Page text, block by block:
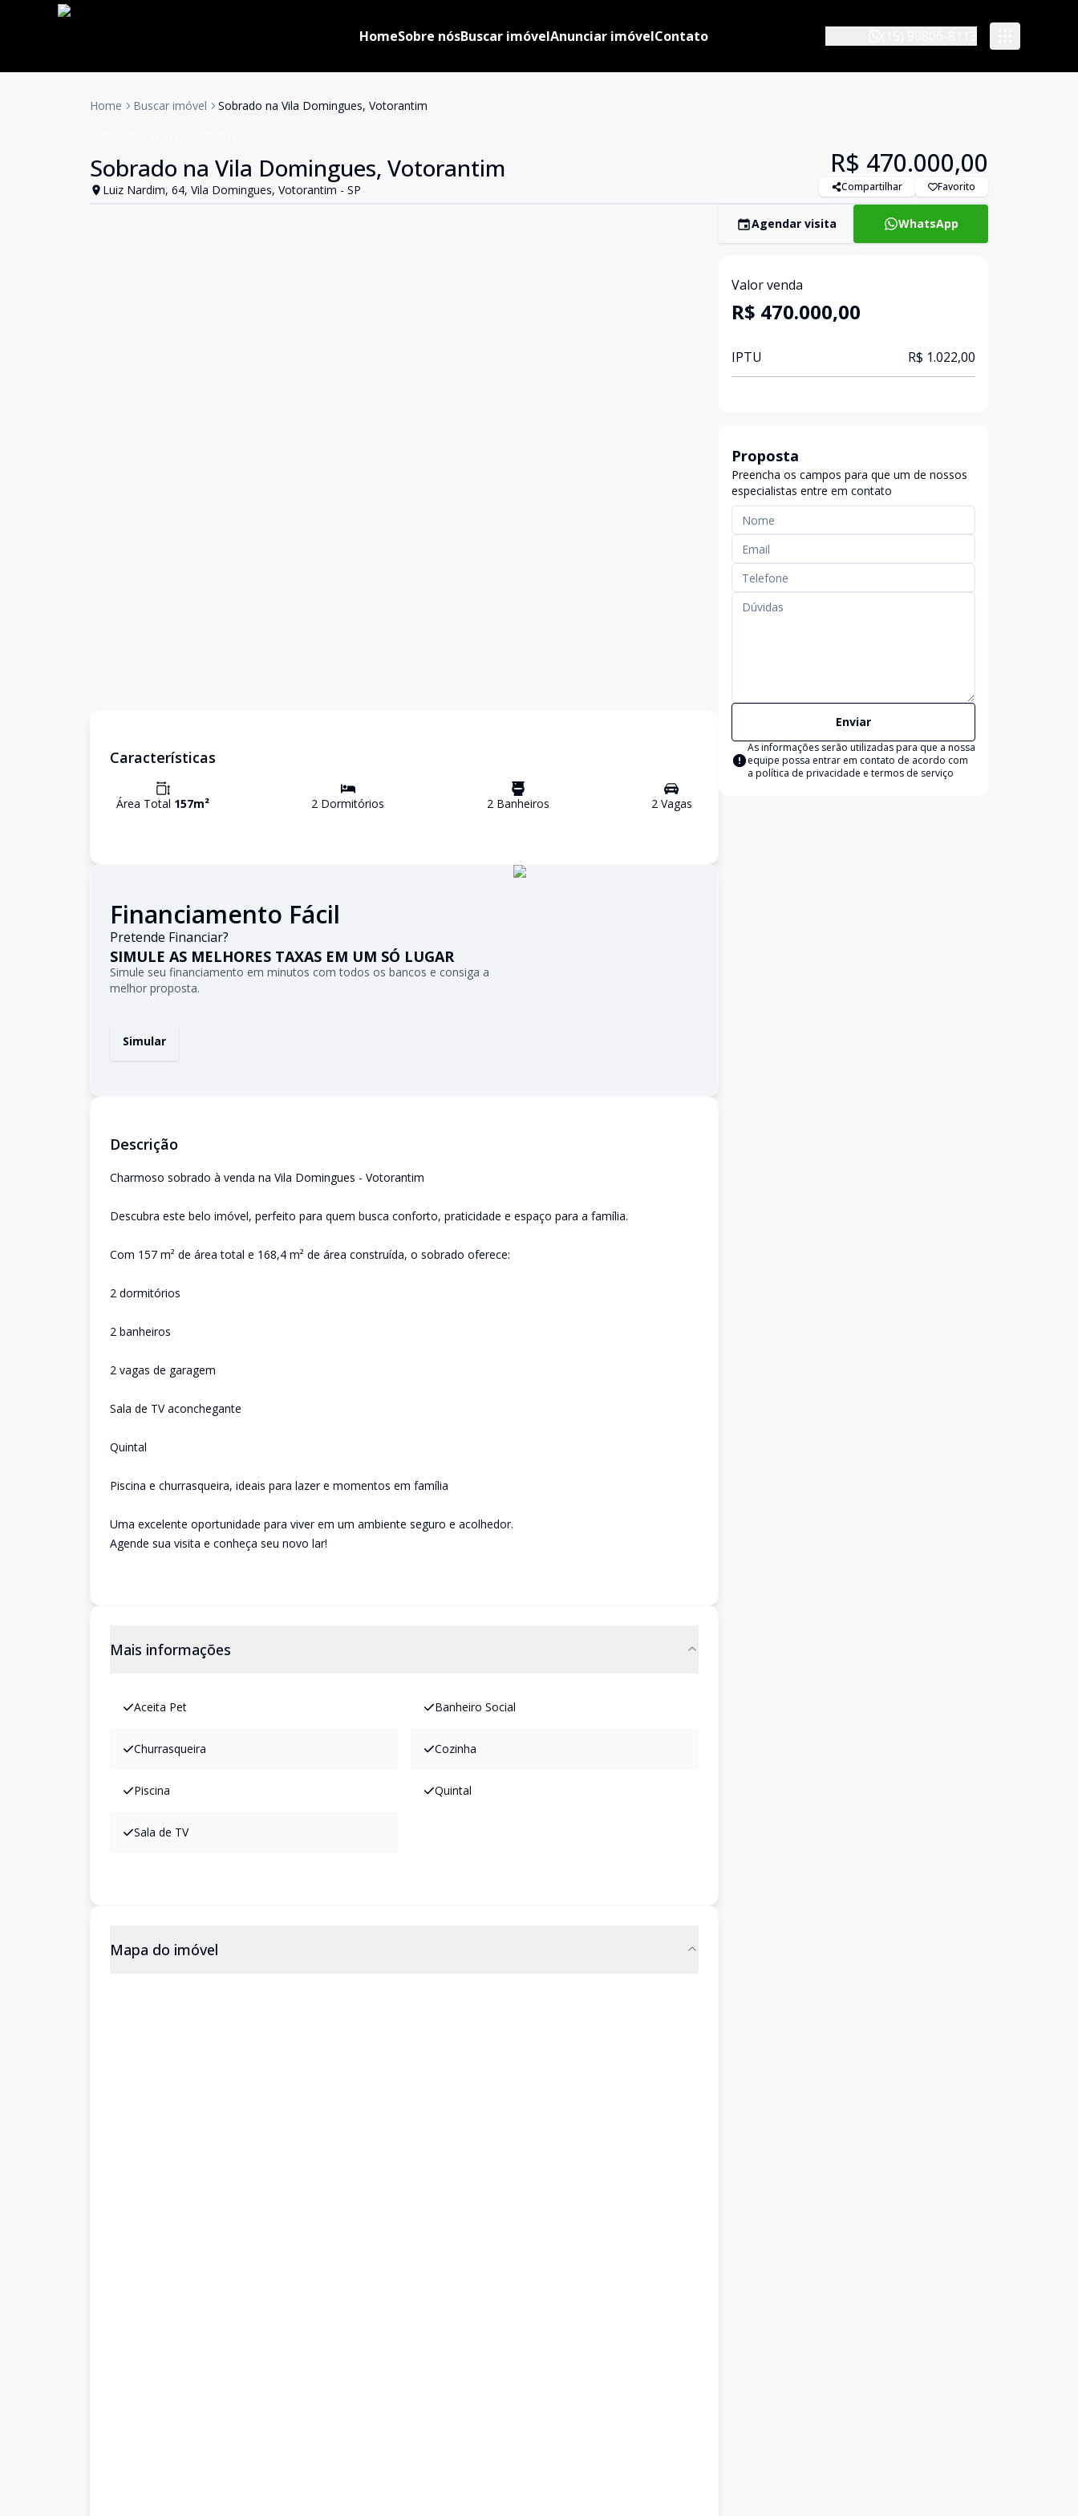
HomeSobre nósBuscar imóvelAnunciar imóvelContato
Home Buscar imóvel Sobrado na Vila Domingues, Votorantim
Sobrado na Vila Domingues, Votorantim
Luiz Nardim, 64, Vila Domingues, Votorantim - SP
R$ 470.000,00
Compartilhar Favorito
Características
Área Total 157m² 2 Dormitórios 2Banheiros 2Vagas
Financiamento Fácil
Pretende Financiar?
SIMULE AS MELHORES TAXAS EM UM SÓ LUGAR
Simule seu financiamento em minutos com todos os bancos e consiga a
melhor proposta.
Simular
Descrição
Charmoso sobrado à venda na Vila Domingues - Votorantim
Descubra este belo imóvel, perfeito para quem busca conforto, praticidade e espaço para a família.
Com 157 m² de área total e 168,4 m² de área construída, o sobrado oferece:
2 dormitórios
2 banheiros
2 vagas de garagem
Sala de TV aconchegante
Quintal
Piscina e churrasqueira, ideais para lazer e momentos em família
Uma excelente oportunidade para viver em um ambiente seguro e acolhedor.
Agende sua visita e conheça seu novo lar!
Mais informações
Aceita Pet Banheiro Social
Churrasqueira Cozinha
Piscina Quintal
Sala de TV
Mapa do imóvel
Agendar visita WhatsApp
Valor venda
R$ 470.000,00
IPTU R$ 1.022,00
Proposta
Preencha os campos para que um de nossos
especialistas entre em contato
Enviar
As informações serão utilizadas para que a nossa
equipe possa entrar em contato de acordo com
a política de privacidade e termos de serviço